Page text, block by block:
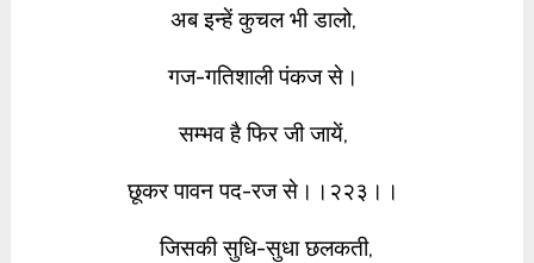
अब इन्हें कुचल भी डालो,
गज-गतिशाली पंकज से।
सम्भव है फिर जी जायें,
छूकर पावन पद-रज से।।२२३।।
जिसकी सुधि-सुधा छलकती,